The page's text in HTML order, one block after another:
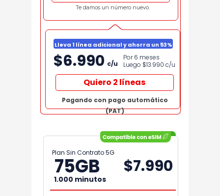
75GB
1.000 minutos
$7.990
Plan Sin Contrato 5G
Quiero 2 líneas
Pagando con pago automático
(PAT)
Por 6 meses
Luego $13.990 c/u
$6.990 c/u
Lleva 1 línea adicional y ahorra un 53%
Te damos un número nuevo.